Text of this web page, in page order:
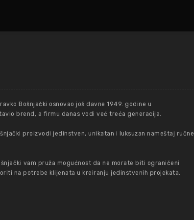
Bošnjački osnovao još davne 1949. godine u
brend, a firmu danas vodi već treća generacija.
proizvodi jedinstven, unikatan i luksuzan nameštaj ručne
vam pruža mogućnost da ne morate biti ograničeni
na potrebe klijenata u kreiranju jedinstvenih projekata.